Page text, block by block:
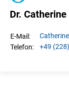
Dr.
E-Mail:
Telefon:
+49